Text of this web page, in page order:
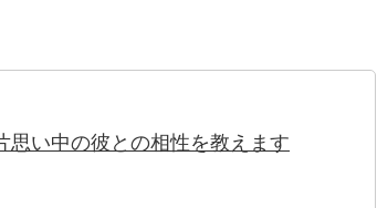
思い中の彼との相性を教えます